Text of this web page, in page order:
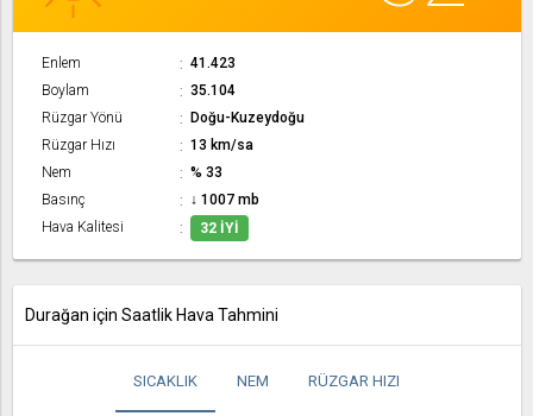
Enlem
41.423
Boylam
35.104
Rüzgar Yönü
Doğu-Kuzeydoğu
Rüzgar Hızı
13 km/sa
Nem
% 33
Basınç
↓ 1007 mb
Hava Kalitesi
32 İYI
Durağan için Saatlik Hava Tahmini
SICAKLIK NEM RÜZGAR HIZI